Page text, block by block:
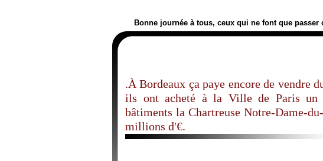
Bonne journée à tous, ceux qui ne font que
.À Bordeaux ça paye encore de vendre
ils ont acheté à la Ville de Paris un
bâtiments la Chartreuse Notre-Dame-
millions d'€.